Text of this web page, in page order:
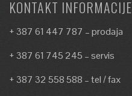
KONTAKT INFORMACIJE
+ 387 61 447 787 – prodaja
+ 387 61 745 245 – servis
+ 387 32 558 588 – tel / fax